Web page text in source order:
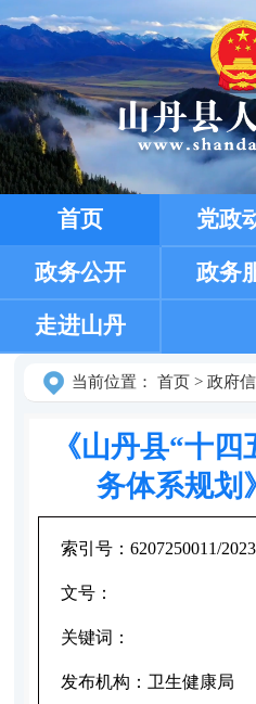
首页 党政
政务公开 政务
走进山丹
当前位置： 首页> 政府
《山丹县“十
务体系规划
索引号： 6207250011/
文号：
关键词：
发布机构： 卫生健康局